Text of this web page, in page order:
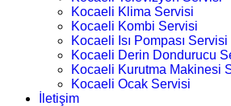
Kocaeli Klima Servisi
Kocaeli Kombi Servisi
Kocaeli Isı Pompası Servisi
Kocaeli Derin Dondurucu
Kocaeli Kurutma Makinesi
Kocaeli Ocak Servisi
İletişim